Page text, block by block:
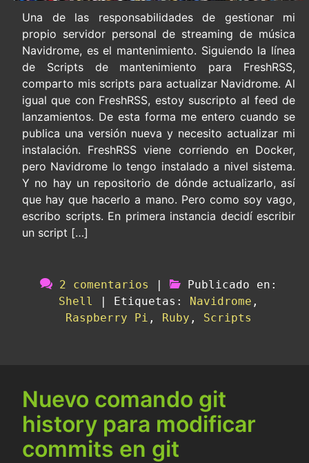
Una de las responsabilidades de gestionar mi
propio servidor personal de streaming de música
Navidrome, es el mantenimiento. Siguiendo la línea
de Scripts de mantenimiento para FreshRSS,
comparto mis scripts para actualizar Navidrome. Al
igual que con FreshRSS, estoy suscripto al feed de
lanzamientos. De esta forma me entero cuando se
publica una versión nueva y necesito actualizar mi
instalación. FreshRSS viene corriendo en Docker,
pero Navidrome lo tengo instalado a nivel sistema.
Y no hay un repositorio de dónde actualizarlo, así
que hay que hacerlo a mano. Pero como soy vago,
escribo scripts. En primera instancia decidí escribir
un script […]
2 comentarios |
Publicado en:
Shell
| Etiquetas: Navidrome ,
Raspberry Pi , Ruby , Scripts
Nuevo comando git
history para modificar
commits en git